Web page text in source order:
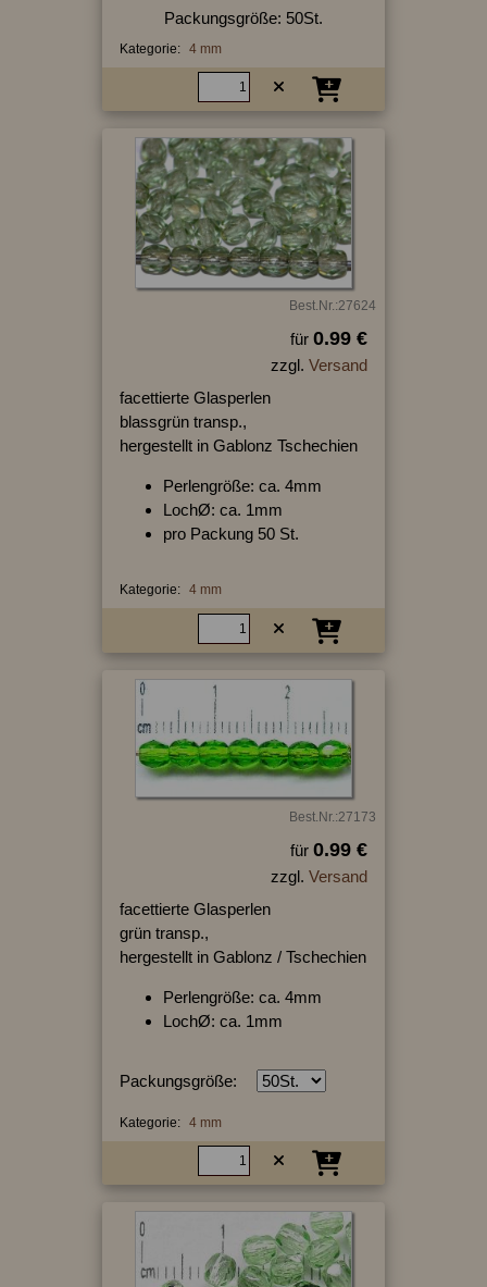
Packungsgröße: 50St.
Kategorie: 4 mm
Best.Nr.:27624
für 0.99 €
zzgl. Versand
facettierte Glasperlen
blassgrün transp.,
hergestellt in Gablonz Tschechien
Perlengröße: ca. 4mm
LochØ: ca. 1mm
pro Packung 50 St.
Kategorie: 4 mm
Best.Nr.:27173
für 0.99 €
zzgl. Versand
facettierte Glasperlen
grün transp.,
hergestellt in Gablonz / Tschechien
Perlengröße: ca. 4mm
LochØ: ca. 1mm
Packungsgröße:
Kategorie: 4 mm